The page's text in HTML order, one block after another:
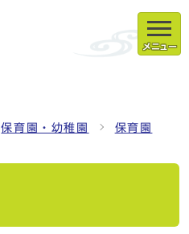
メニュー
保育園・幼稚園 保育園